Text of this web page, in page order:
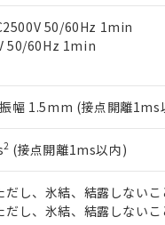
50/60Hz 1min
50/60Hz 1min
幅 1.5mm (接点開離1ms
2 (接点開離1ms以内)
し、氷結、結露しないこ
し、氷結、結露しないこ
用者とは、"個人情報の
します。
をダウンロードすること
質）の非含有証明書
書（当社基準）
時点で非含有を証明する
フタル酸エステル類４物
への在庫切替を完了し
。